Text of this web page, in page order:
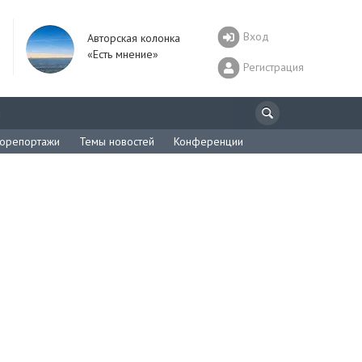
Авторская колонка
«Есть мнение»
Вход
Регистрация
Темы новостей Конференции